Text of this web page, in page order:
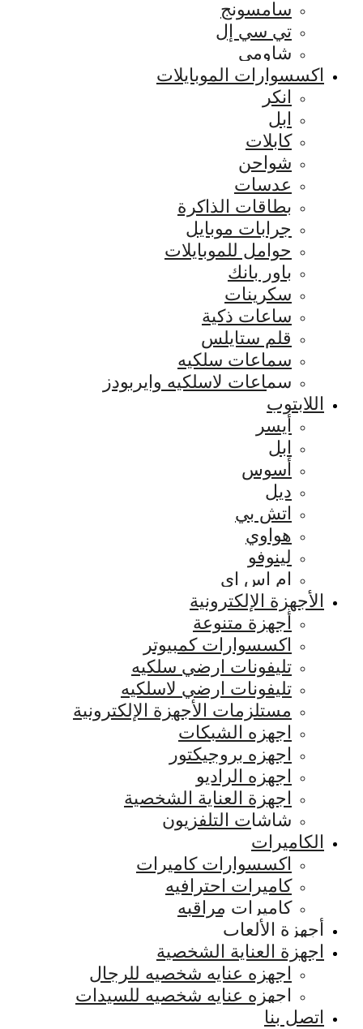
سامسونج
تي سي إل
شاومي
اكسسوارات الموبايلات
انكر
ابل
كابلات
شواحن
عدسات
بطاقات الذاكرة
جرابات موبايل
حوامل للموبايلات
باور بانك
سكرينات
ساعات ذكية
قلم ستايلس
سماعات سلكيه
سماعات لاسلكيه وايربودز
اللابتوب
أيسر
ابل
أسوس
ديل
اتش بي
هواوي
لينوفو
ام اس اي
الأجهزة الإلكترونية
أجهزة متنوعة
اكسسوارات كمبيوتر
تليفونات ارضي سلكيه
تليفونات ارضي لاسلكيه
مستلزمات الأجهزة الإلكترونية
اجهزه الشبكات
اجهزه بروجيكتور
اجهزه الراديو
اجهزة العناية الشخصية
شاشات التلفزيون
الكاميرات
اكسسوارات كاميرات
كاميرات احترافيه
كاميرات مراقبه
أجهزة الألعاب
اجهزة العناية الشخصية
اجهزه عنايه شخصيه للرجال
اجهزه عنايه شخصيه للسيدات
اتصل بنا